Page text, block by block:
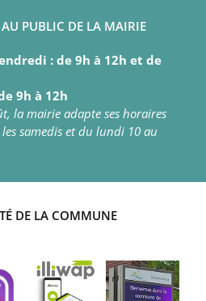
AU PUBLIC DE LA MAIRIE
: de 9h à 12h et de
9h à 12h
la mairie adapte ses horaires
samedis et du lundi 10 au
DE LA COMMUNE